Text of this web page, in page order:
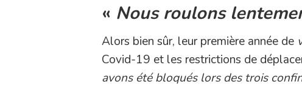
« Nous roulons
Alors bien sûr, leur première année de
Covid-19 et les restrictions de
avons été bloqués lors des trois